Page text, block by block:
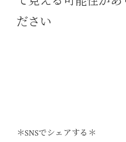
ださい
＊SNSでシェアする＊